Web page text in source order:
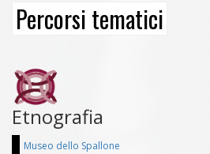
Percorsi tematici
Etnografia
Museo dello Spallone